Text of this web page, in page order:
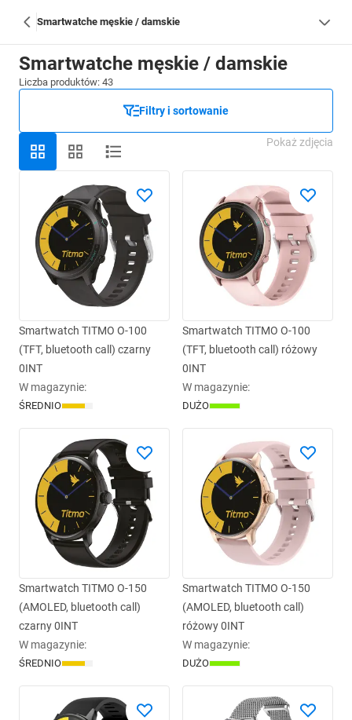
Smartwatche męskie / damskie
Smartwatche męskie / damskie
Liczba produktów: 43
Filtry i sortowanie
Pokaż zdjęcia
Smartwatch TITMO O-100
(TFT, bluetooth call) czarny
0INT
W magazynie:
ŚREDNIO
Smartwatch TITMO O-100
(TFT, bluetooth call) różowy
0INT
W magazynie:
DUŻO
Smartwatch TITMO O-150
(AMOLED, bluetooth call)
czarny 0INT
W magazynie:
ŚREDNIO
Smartwatch TITMO O-150
(AMOLED, bluetooth call)
różowy 0INT
W magazynie:
DUŻO